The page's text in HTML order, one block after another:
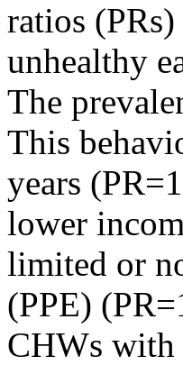
ratios
unhealthy
The
This
years
lower
limited or
(PPE)
CHWs with